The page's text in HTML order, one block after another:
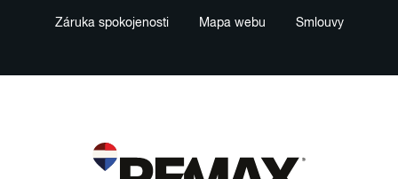
Záruka spokojenosti Mapa webu Smlouvy